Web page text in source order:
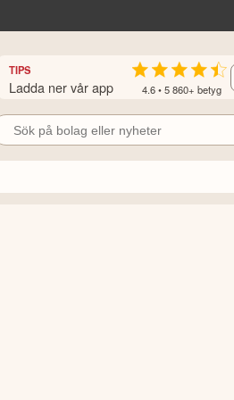
TIPS
Ladda ner vår app 4.6 • 5 860+ betyg